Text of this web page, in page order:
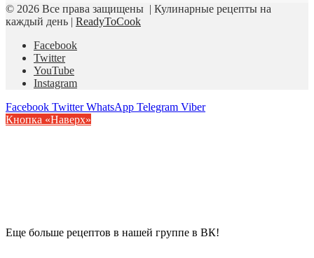
© 2026 Все права защищены | Кулинарные рецепты на
каждый день | ReadyToCook
Facebook
Twitter
YouTube
Instagram
Facebook Twitter WhatsApp Telegram Viber
Кнопка «Наверх»
Еще больше рецептов в нашей группе в ВК!